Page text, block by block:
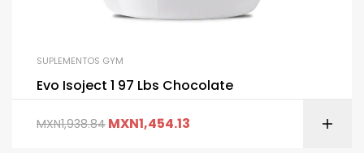
SUPLEMENTOS GYM
Evo Isoject 1 97 Lbs Chocolate
MXN1,938.84 MXN1,454.13